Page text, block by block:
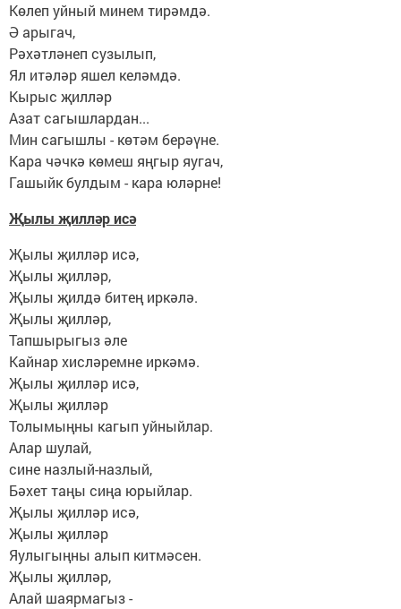
Көлеп уйный минем тирәмдә.
Ә арыгач,
Рәхәтләнеп сузылып,
Ял итәләр яшел келәмдә.
Кырыс җилләр
Азат сагышлардан...
Мин сагышлы - көтәм берәүне.
Кара чәчкә көмеш яңгыр яугач,
Гашыйк булдым - кара юләрне!
Җылы җилләр исә
Җылы җилләр исә,
Җылы җилләр,
Җылы җилдә битең иркәлә.
Җылы җилләр,
Тапшырыгыз әле
Кайнар хисләремне иркәмә.
Җылы җилләр исә,
Җылы җилләр
Толымыңны кагып уйныйлар.
Алар шулай,
сине назлый-назлый,
Бәхет таңы сиңа юрыйлар.
Җылы җилләр исә,
Җылы җилләр
Яулыгыңны алып китмәсен.
Җылы җилләр,
Алай шаярмагыз -